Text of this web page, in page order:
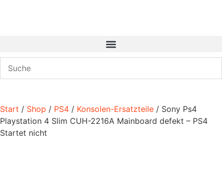
Start / Shop / PS4 / Konsolen-Ersatzteile / Sony Ps4
Playstation 4 Slim CUH-2216A Mainboard defekt – PS4
Startet nicht